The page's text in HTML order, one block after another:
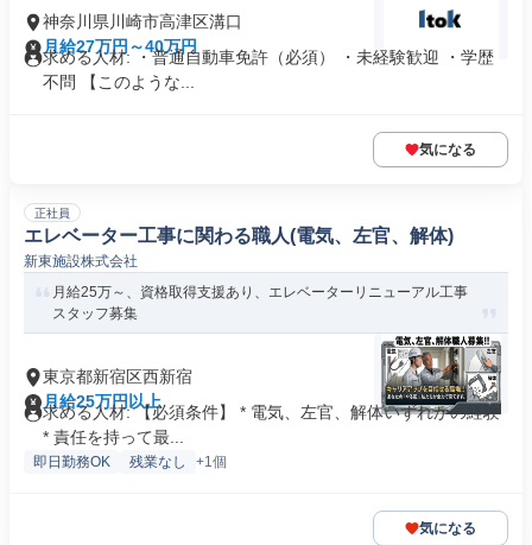
神奈川県川崎市高津区溝口
月給27万円～40万円
求める人材: ・普通自動車免許（必須） ・未経験歓迎 ・学歴
不問 【このような...
気になる
正社員
エレベーター工事に関わる職人(電気、左官、解体)
新東施設株式会社
月給25万～、資格取得支援あり、エレベーターリニューアル工事
スタッフ募集
東京都新宿区西新宿
月給25万円以上
求める人材: 【必須条件】 * 電気、左官、解体いずれかの経験
* 責任を持って最...
即日勤務OK 残業なし +1個
気になる